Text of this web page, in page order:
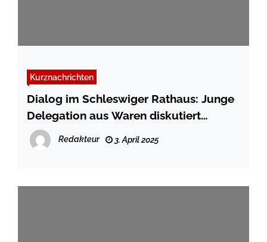
Kurznachrichten
Dialog im Schleswiger Rathaus: Junge
Delegation aus Waren diskutiert
Wikinger-Kult und politische Diskurse
Redakteur 3. April 2025